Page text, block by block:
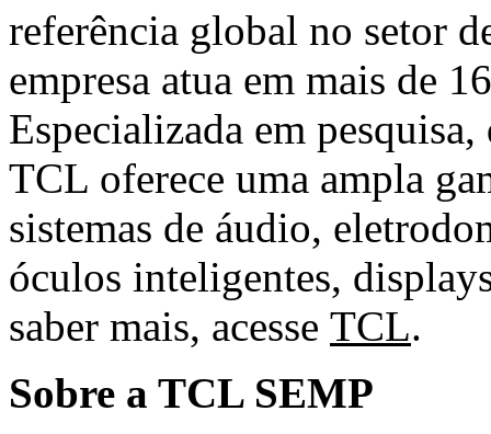
referência global no setor
empresa atua em mais de
Especializada em
TCL oferece uma ampla
sistemas de áudio,
óculos inteligentes,
saber mais, acesse TCL.
Sobre a TCL SEMP